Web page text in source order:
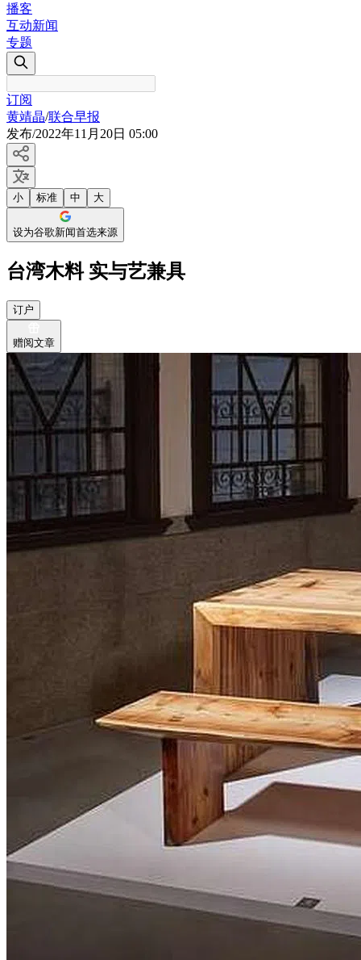
播客
互动新闻
专题
订阅
黄靖晶/联合早报
发布/2022年11月20日 05:00
小 标准 中 大
设为谷歌新闻首选来源
台湾木料 实与艺兼具
订户
赠阅文章